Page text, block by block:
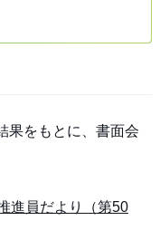
果をもとに、書面会
進員だより（第50